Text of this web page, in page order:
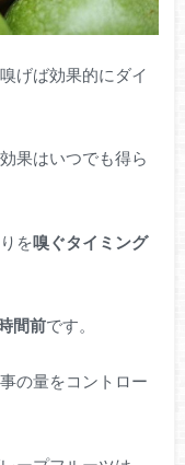
げば効果的にダイ
果はいつでも得ら
を嗅ぐタイミング
間前です。
の量をコントロー